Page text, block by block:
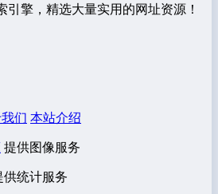
引擎，精选大量实用的网址资源！
们 本站介绍
提供图像服务
供统计服务